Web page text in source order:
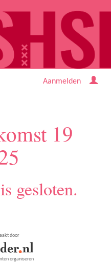
Aanmelden
19
gesloten.
door
organiseren